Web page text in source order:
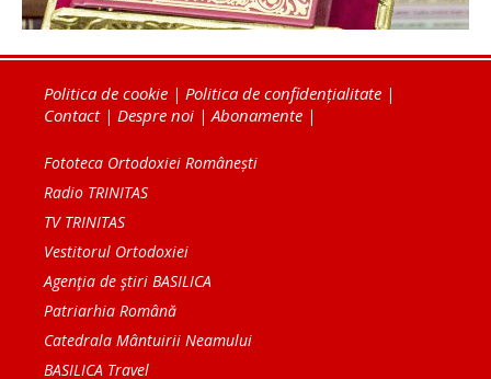
Politica de cookie | Politica de confidențialitate |
Contact| Despre noi |Abonamente |
Fototeca Ortodoxiei Românești
Radio TRINITAS
TV TRINITAS
Vestitorul Ortodoxiei
Agenţia de ştiri BASILICA
Patriarhia Română
Catedrala Mântuirii Neamului
BASILICA Travel